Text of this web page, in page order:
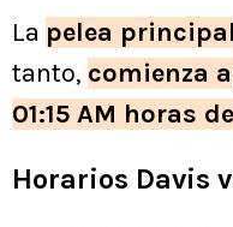
La pelea principal
tanto, comienza
01:15 AM horas
Horarios Davis